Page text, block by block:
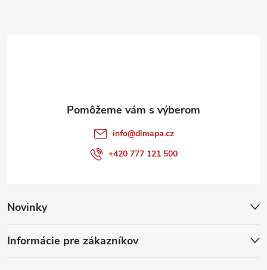
Novinky
Informácie pre zákazníkov
info@dimapa.cz
+420 777 121 500